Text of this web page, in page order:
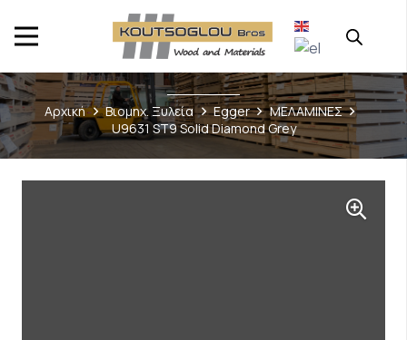
Αρχική Βιομηχ. Ξυλεία Egger
ΜΕΛΑΜΙΝΕΣ
U9631 ST9 Solid Diamond Grey